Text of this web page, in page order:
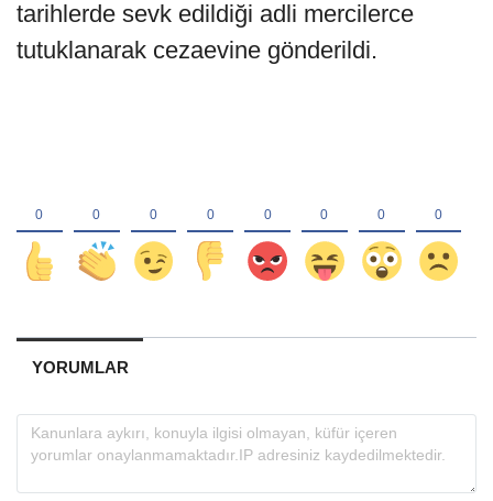
tarihlerde sevk edildiği adli mercilerce
tutuklanarak cezaevine gönderildi.
YORUMLAR